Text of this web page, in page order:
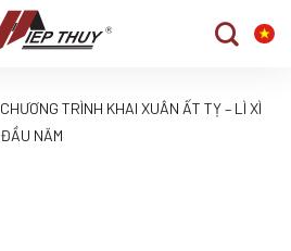
CHƯƠNG TRÌNH KHAI XUÂN ẤT TỴ – LÌ XÌ
ĐẦU NĂM